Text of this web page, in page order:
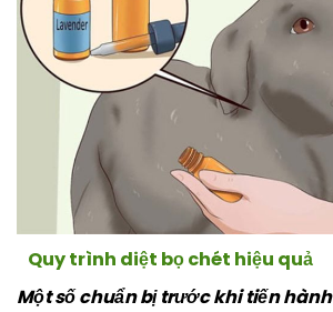
Quy trình diệt bọ chét hiệu quả
Một số chuẩn bị trước khi tiến hành